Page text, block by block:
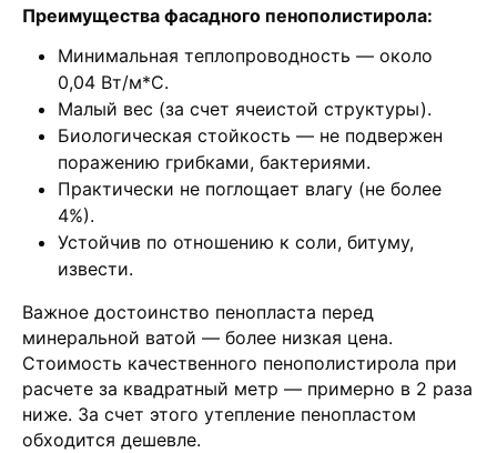
Преимущества фасадного пенополистирола:
Минимальная теплопроводность — около
0,04 Вт/м*С.
Малый вес (за счет ячеистой структуры).
Биологическая стойкость — не подвержен
поражению грибками, бактериями.
Практически не поглощает влагу (не более
4%).
Устойчив по отношению к соли, битуму,
извести.
Важное достоинство пенопласта перед
минеральной ватой — более низкая цена.
Стоимость качественного пенополистирола при
расчете за квадратный метр — примерно в 2 раза
ниже. За счет этого утепление пенопластом
обходится дешевле.